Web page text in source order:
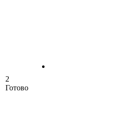
2
Готово